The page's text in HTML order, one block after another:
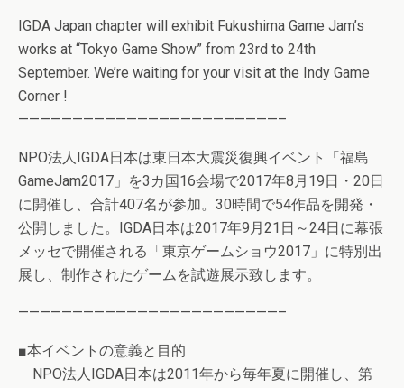
IGDA Japan chapter will exhibit Fukushima Game Jam’s
works at “Tokyo Game Show” from 23rd to 24th
September. We’re waiting for your visit at the Indy Game
Corner !
————————————————————————–
NPO法人IGDA日本は東日本大震災復興イベント「福島
GameJam2017」を3カ国16会場で2017年8月19日・20日
に開催し、合計407名が参加。30時間で54作品を開発・
公開しました。IGDA日本は2017年9月21日～24日に幕張
メッセで開催される「東京ゲームショウ2017」に特別出
展し、制作されたゲームを試遊展示致します。
————————————————————————–
■本イベントの意義と目的
NPO法人IGDA日本は2011年から毎年夏に開催し、第